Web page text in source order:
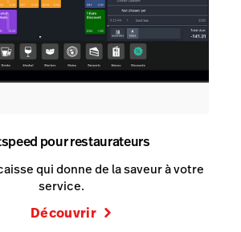
pour restaurateurs
qui donne de la saveur à votre
service.
Découvrir